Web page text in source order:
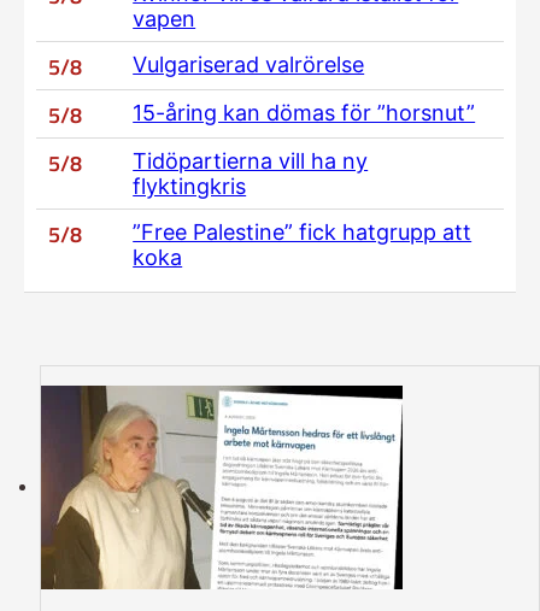
vapen
5/8 Vulgariserad valrörelse
5/8 15-åring kan dömas för ”horsnut”
5/8
Tidöpartierna vill ha ny
flyktingkris
5/8
”Free Palestine” fick hatgrupp att
koka